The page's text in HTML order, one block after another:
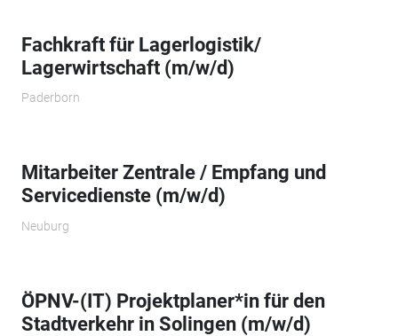
Fachkraft für Lagerlogistik/
Lagerwirtschaft (m/w/d)
Paderborn
Mitarbeiter Zentrale / Empfang und
Servicedienste (m/w/d)
Neuburg
ÖPNV-(IT) Projektplaner*in für den
Stadtverkehr in Solingen (m/w/d)